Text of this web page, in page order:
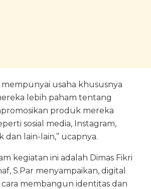
mempunyai usaha khususnya
lebih paham tentang
produk mereka
sosial media, Instagram,
dan lain-lain,” ucapnya.
kegiatan ini adalah Dimas Fikri
S.Par menyampaikan, digital
membangun identitas dan